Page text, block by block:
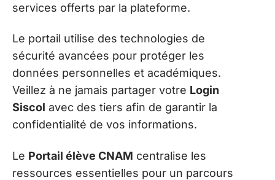
services offerts par la plateforme.
Le portail utilise des technologies de
sécurité avancées pour protéger les
données personnelles et académiques.
Veillez à ne jamais partager votre Login
Siscol avec des tiers afin de garantir la
confidentialité de vos informations.
Le Portail élève CNAM centralise les
ressources essentielles pour un parcours